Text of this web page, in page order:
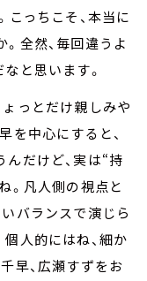
こっちこそ、本当に
全然、毎回違うよ
と思います。
っとだけ親しみや
を中心にすると、
だけど、実は“持
。凡人側の視点と
バランスで演じら
人的にはね、細か
早、広瀬すずをお